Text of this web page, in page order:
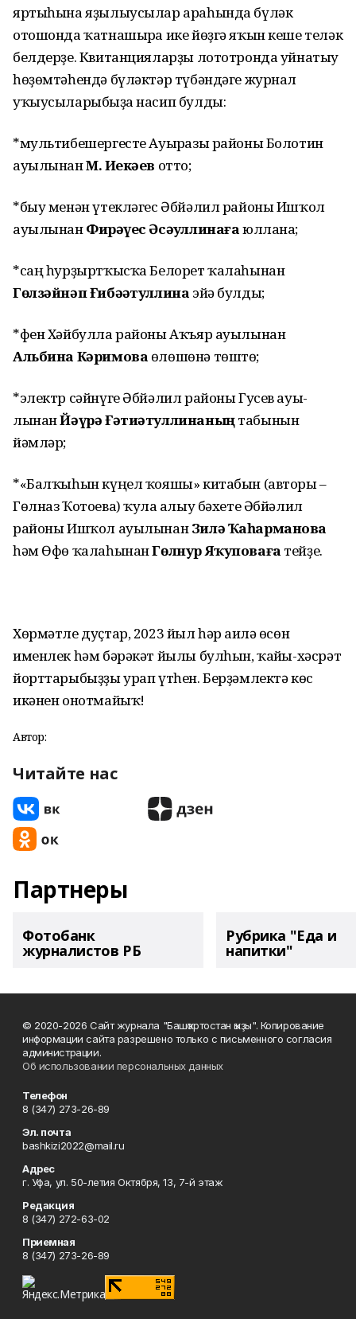
яртыһына яҙылыусылар араһында бүләк
отошонда ҡатнашырға ике йөҙгә яҡын кеше теләк
белдерҙе. Квитанцияларҙы лототронда уйнатыу
һөҙөмтәһендә бүләктәр түбәндәге журнал
уҡыусыларыбыҙға насип булды:
*мультибешергесте Ауырғазы районы Болотин
ауылынанМ. Иҙекәев отто;
*быу менән үтекләгес Әбйәлил районы Ишҡол
ауылынанФирҙәүес Әсәҙуллинағаюллана;
*саң һурҙыртҡысҡа Белорет ҡалаһынан
Гөлзәйнәп Ғибәҙәтуллина эйә булды;
*фен Хәйбулла районы Аҡъяр ауылынан
Альбина Кәримова өлөшөнә төштө;
*электр сәйнүге Әбйәлил районы Гусев ауы­
лынанЙәүрә Ғәтиәтуллинаныңтабынын
йәмләр;
*«Балҡыһын күңел ҡояшы» китабын (авторы –
Гөлназ Ҡотоева) ҡулға алыу бәхете Әбйәлил
районы Ишҡол ауылынанЗилә Ҡаһарманова
һәм Өфө ҡалаһынанГөлнур Яҡуповаға тейҙе.
Хөрмәтле дуҫтар, 2023 йыл һәр ғаилә өсөн
именлек һәм бәрәкәт йылы булһын, ҡайғы-хәсрәт
йорттарыбыҙҙы урап үтһен. Берҙәмлектә көс
икәнен онотмайыҡ!
Автор:
Читайте нас
Партнеры
Фотобанк
журналистов РБ
Рубрика "Еда и
напитки"
© 2020-2026 Сайт журнала "Башҡортостан ҡыҙы". Копирование
информации сайта разрешено только с письменного согласия
администрации.
Об использовании персональных данных
Телефон
8 (347) 273-26-89
Эл. почта
bashkizi2022@mail.ru
Адрес
г. Уфа, ул. 50-летия Октября, 13, 7-й этаж
Редакция
8 (347) 272-63-02
Приемная
8 (347) 273-26-89